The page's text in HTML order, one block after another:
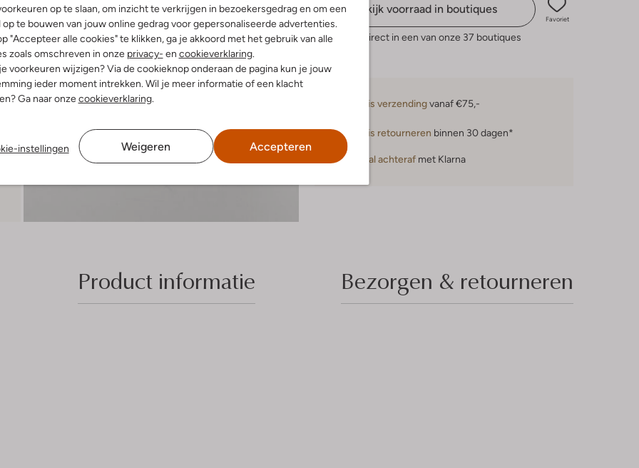
op te slaan, om inzicht te verkrijgen in bezoekersgedrag en om een
op te bouwen van jouw online gedrag voor gepersonaliseerde advertenties.
"Accepteer alle cookies" te klikken, ga je akkoord met het gebruik van alle
zoals omschreven in onze privacy- en cookieverklaring.
voorkeuren wijzigen? Via de cookieknop onderaan de pagina kun je jouw
ieder moment intrekken. Wil je meer informatie of een klacht
Ga naar onzecookieverklaring.
instellingen Weigeren Accepteren
Bekijk voorraad in boutiques
Favoriet
Reserveer direct in een van onze 37 boutiques
Gratis verzendingvanaf €75,-
Gratis retourneren binnen 30 dagen*
Betaal achteraf met Klarna
Product informatie Bezorgen & retourneren